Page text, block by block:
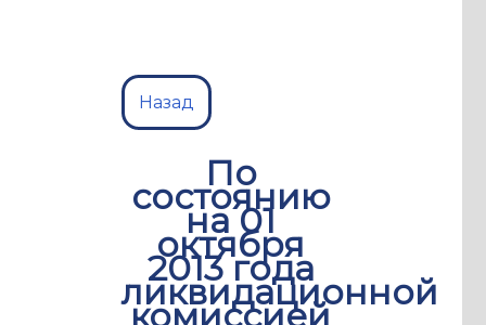
Назад
По
состоянию
на 01
октября
2013 года
ликвидационной
комиссией